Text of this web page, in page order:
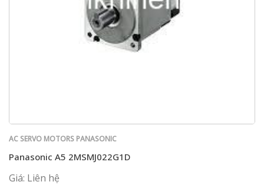
AC SERVO MOTORS PANASONIC
Panasonic A5 2MSMJ022G1D
Giá: Liên hệ